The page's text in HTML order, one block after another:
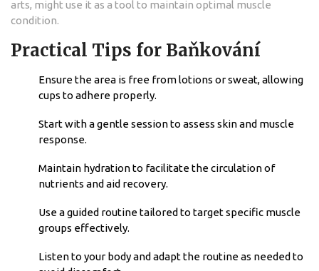
arts, might use it as a tool to maintain optimal muscle
condition.
Practical Tips for Baňkování
Ensure the area is free from lotions or sweat, allowing
cups to adhere properly.
Start with a gentle session to assess skin and muscle
response.
Maintain hydration to facilitate the circulation of
nutrients and aid recovery.
Use a guided routine tailored to target specific muscle
groups effectively.
Listen to your body and adapt the routine as needed to